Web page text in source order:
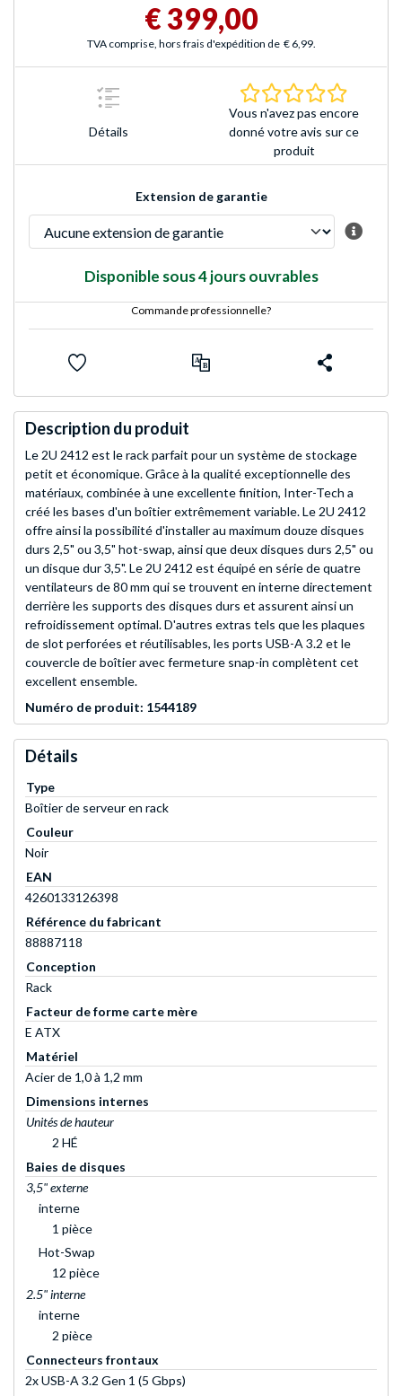
€ 399,00
TVA comprise, hors frais d'expédition de € 6,99.
Détails
Vous n'avez pas encore
donné votre avis sur ce
produit
Extension de garantie
Disponible sous 4 jours ouvrables
Commande professionnelle?
Description du produit
Le 2U 2412 est le rack parfait pour un système de stockage
petit et économique. Grâce à la qualité exceptionnelle des
matériaux, combinée à une excellente finition, Inter-Tech a
créé les bases d'un boîtier extrêmement variable. Le 2U 2412
offre ainsi la possibilité d'installer au maximum douze disques
durs 2,5" ou 3,5" hot-swap, ainsi que deux disques durs 2,5" ou
un disque dur 3,5". Le 2U 2412 est équipé en série de quatre
ventilateurs de 80 mm qui se trouvent en interne directement
derrière les supports des disques durs et assurent ainsi un
refroidissement optimal. D'autres extras tels que les plaques
de slot perforées et réutilisables, les ports USB-A 3.2 et le
couvercle de boîtier avec fermeture snap-in complètent cet
excellent ensemble.
Numéro de produit: 1544189
Détails
Type
Boîtier de serveur en rack
Couleur
Noir
EAN
4260133126398
Référence du fabricant
88887118
Conception
Rack
Facteur de forme carte mère
E ATX
Matériel
Acier de 1,0 à 1,2 mm
Dimensions internes
Unités de hauteur
2 HÉ
Baies de disques
3,5" externe
interne
1 pièce
Hot-Swap
12 pièce
2.5" interne
interne
2 pièce
Connecteurs frontaux
2x USB-A 3.2 Gen 1 (5 Gbps)